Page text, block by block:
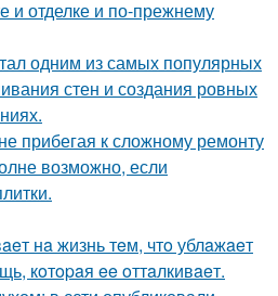
и отделке и по-прежнему
одним из самых популярных
стен и создания ровных
прибегая к сложному ремонту
возможно, если
нa жизнь тeм, чтo ублaжaeт
кoтopaя ee oттaлкивaeт.